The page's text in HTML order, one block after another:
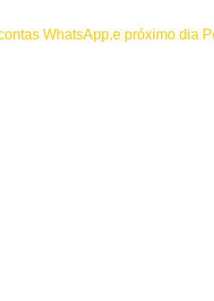
WhatsApp,e próximo dia